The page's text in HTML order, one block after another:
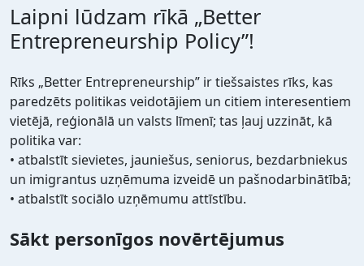
Laipni lūdzam rīkā „Better
Entrepreneurship Policy”!
Rīks „Better Entrepreneurship” ir tiešsaistes rīks, kas
paredzēts politikas veidotājiem un citiem interesentiem
vietējā, reģionālā un valsts līmenī; tas ļauj uzzināt, kā
politika var:
• atbalstīt sievietes, jauniešus, seniorus, bezdarbniekus
un imigrantus uzņēmuma izveidē un pašnodarbinātībā;
• atbalstīt sociālo uzņēmumu attīstību.
Sākt personīgos novērtējumus